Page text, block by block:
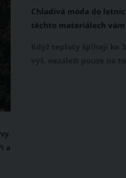
a
Chladivá móda do
těchto materiálech